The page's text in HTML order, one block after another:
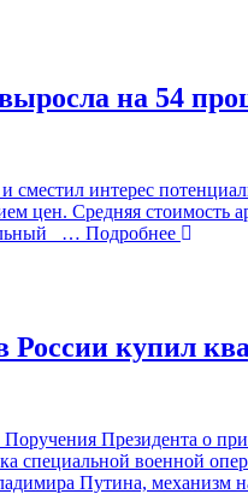
на 54
интерес
Средняя стоимость
… Подробнее
купил
Президента о
специальной военной
Путина,